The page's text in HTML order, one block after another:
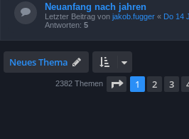
Neuanfang nach jahren
Letzter Beitrag von jakob.fugger « Do 14
Antworten: 5
Neues Thema
2382 Themen Seite 1von
1 2 3